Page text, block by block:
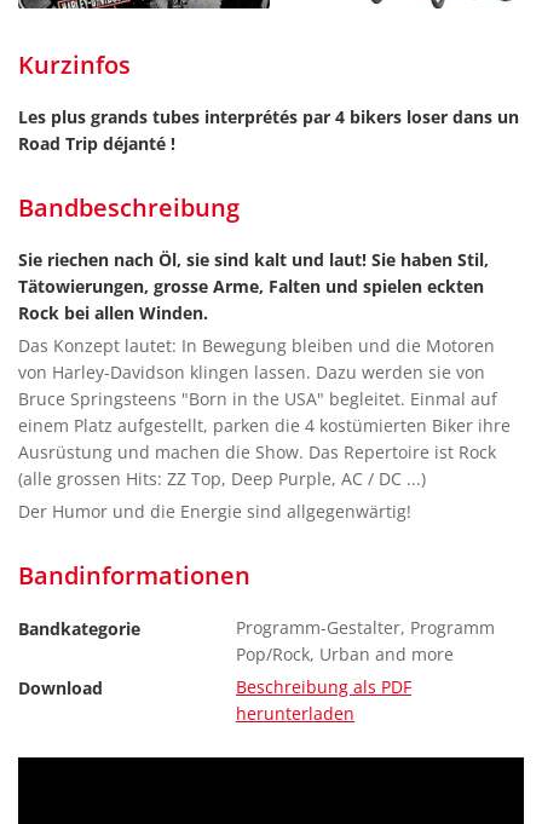
Kurzinfos
Les plus grands tubes interprétés par 4 bikers loser dans un
Road Trip déjanté !
Bandbeschreibung
Sie riechen nach Öl, sie sind kalt und laut! Sie haben Stil,
Tätowierungen, grosse Arme, Falten und spielen eckten
Rock bei allen Winden.
Das Konzept lautet: In Bewegung bleiben und die Motoren
von Harley-Davidson klingen lassen. Dazu werden sie von
Bruce Springsteens "Born in the USA" begleitet. Einmal auf
einem Platz aufgestellt, parken die 4 kostümierten Biker ihre
Ausrüstung und machen die Show. Das Repertoire ist Rock
(alle grossen Hits: ZZ Top, Deep Purple, AC / DC ...)
Der Humor und die Energie sind allgegenwärtig!
Bandinformationen
Bandkategorie
Programm-Gestalter, Programm
Pop/Rock, Urban and more
Download
Beschreibung als PDF
herunterladen